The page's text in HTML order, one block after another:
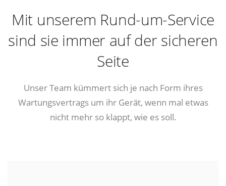
Mit unserem Rund-um-Service
sind sie immer auf der sicheren
Seite
Unser Team kümmert sich je nach Form ihres
Wartungsvertrags um ihr Gerät, wenn mal etwas
nicht mehr so klappt, wie es soll.